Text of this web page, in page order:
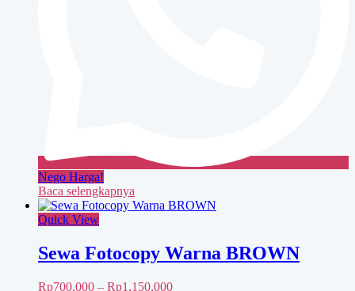
Nego Harga!
Baca selengkapnya
Quick View
Sewa Fotocopy Warna BROWN
Rp700,000 – Rp1,150,000Rentang